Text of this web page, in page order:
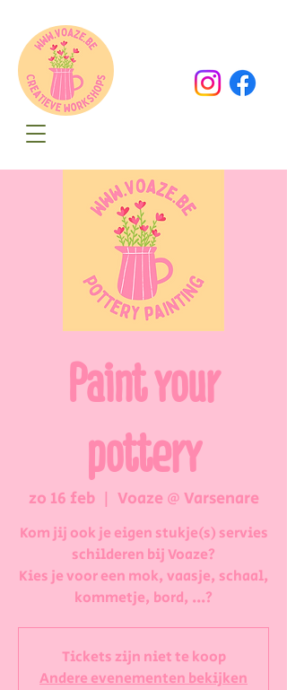
Paint your
pottery
zo 16 feb
  |
Voaze @ Varsenare
Kom jij ook je eigen stukje(s) servies
schilderen bij Voaze?
Kies je voor een mok, vaasje, schaal,
kommetje, bord, ...?
Tickets zijn niet te koop
Andere evenementen bekijken